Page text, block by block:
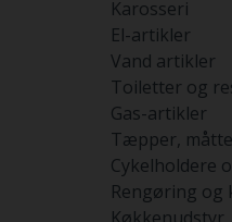
Karosseri
El-artikler
Vand artikler
Toiletter og
Gas-artikler
Tæpper,
Cykelholdere
Rengøring og